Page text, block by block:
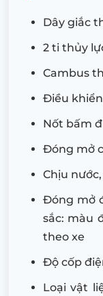
Dây giắc
2 ti thủy
Cambus
Điều
Nốt bấm
Đóng mở
Chịu
Đóng mở
sắc: màu
theo xe
Độ cốp
Loại vật